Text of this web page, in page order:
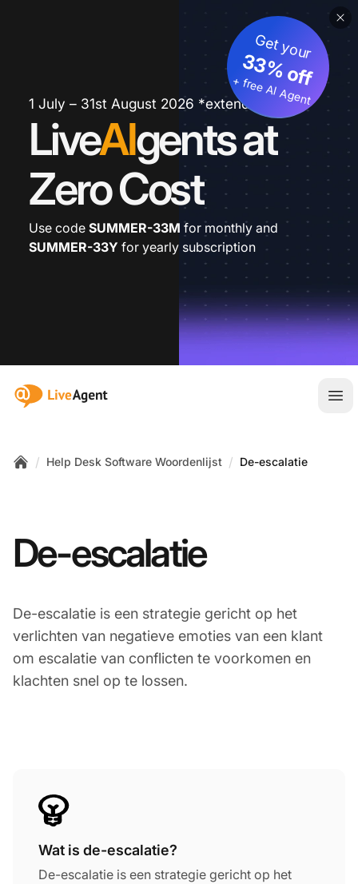
1 July – 31st August 2026 *extended
LiveAIgents at
Zero Cost
Get your
33% off
+ free AI Agent
Use code SUMMER-33M for monthly and
SUMMER-33Y for yearly subscription
:site.title
/ Help Desk Software Woordenlijst / De-escalatie
De-escalatie
De-escalatie is een strategie gericht op het
verlichten van negatieve emoties van een klant
om escalatie van conflicten te voorkomen en
klachten snel op te lossen.
Wat is de-escalatie?
De-escalatie is een strategie gericht op het